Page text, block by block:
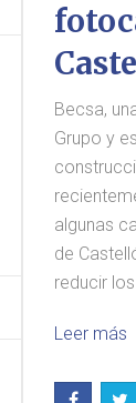
Becsa,
Grupo y
algunas
de
reducir
Leer más